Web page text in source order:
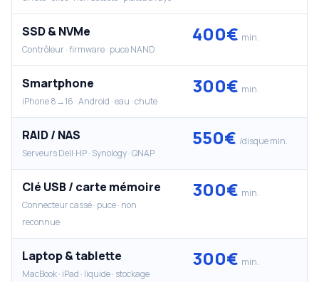
SSD & NVMe
Contrôleur · firmware · puce NAND
400€ min.
Smartphone
iPhone 8→16 · Android · eau · chute
300€ min.
RAID / NAS
Serveurs Dell·HP · Synology · QNAP
550€ /disque min.
Clé USB / carte mémoire
Connecteur cassé · puce · non
reconnue
300€ min.
Laptop & tablette
MacBook · iPad · liquide · stockage
300€ min.